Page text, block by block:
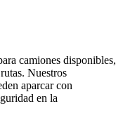
camiones disponibles,
Nuestros
aparcar con
en la